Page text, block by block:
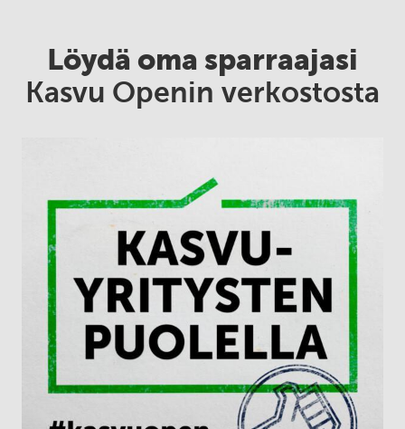
Löydä oma sparraajasi
Kasvu Openin verkostosta